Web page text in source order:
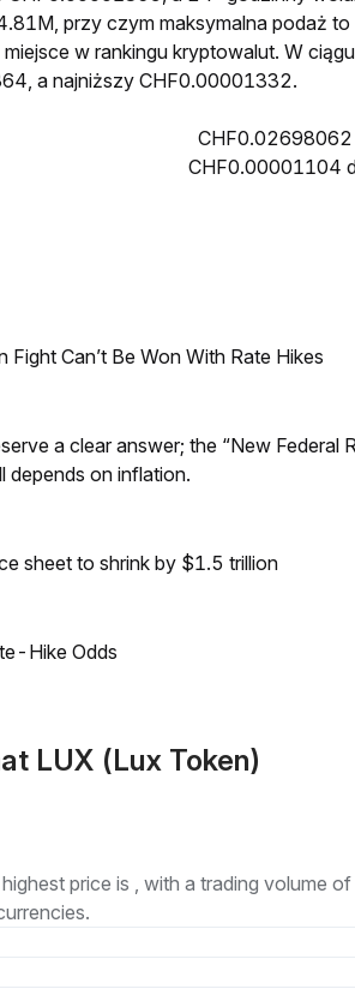
przy czym maksymalna podaż
w rankingu kryptowalut. W
a najniższy CHF0.00001332.
CHF0.00001104
Can’t Be Won With Rate Hikes
a clear answer; the “New Federal
depends on inflation.
sheet to shrink by $1.5 trillion
Hike Odds
LUX (Lux Token)
price is , with a trading volume of